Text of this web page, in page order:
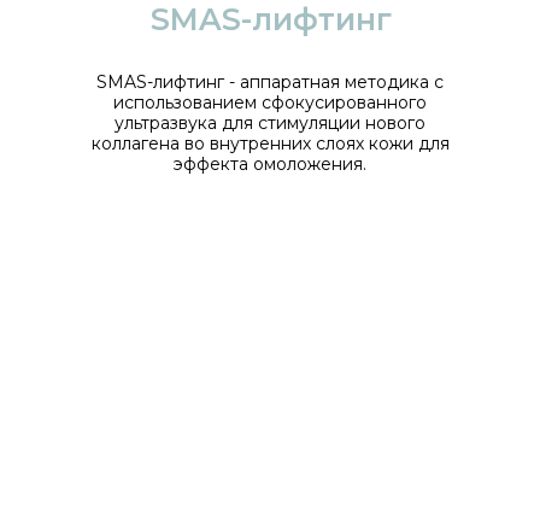
SMAS-лифтинг
SMAS-лифтинг - аппаратная методика с
использованием сфокусированного
ультразвука для стимуляции нового
коллагена во внутренних слоях кожи для
эффекта омоложения.